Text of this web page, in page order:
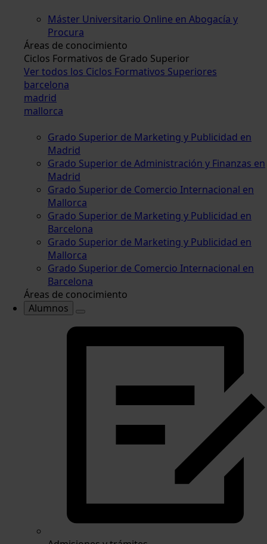
Máster Universitario Online en Abogacía y
Procura
Áreas de conocimiento
Ciclos Formativos de Grado Superior
Ver todos los Ciclos Formativos Superiores
barcelona
madrid
mallorca
Grado Superior de Marketing y Publicidad en
Madrid
Grado Superior de Administración y Finanzas en
Madrid
Grado Superior de Comercio Internacional en
Mallorca
Grado Superior de Marketing y Publicidad en
Barcelona
Grado Superior de Marketing y Publicidad en
Mallorca
Grado Superior de Comercio Internacional en
Barcelona
Áreas de conocimiento
Alumnos